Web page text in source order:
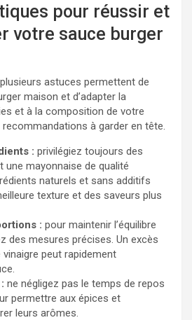
pour réussir et
votre sauce burger
astuces permettent de
maison et d’adapter la
et à la composition de votre
à garder en tête.
: privilégiez toujours des
mayonnaise de qualité
naturels et sans additifs
texture et des saveurs plus
: pour maintenir l’équilibre
des mesures précises. Un excès
peut rapidement
ne négligez pas le temps de repos
permettre aux épices et
leurs arômes.